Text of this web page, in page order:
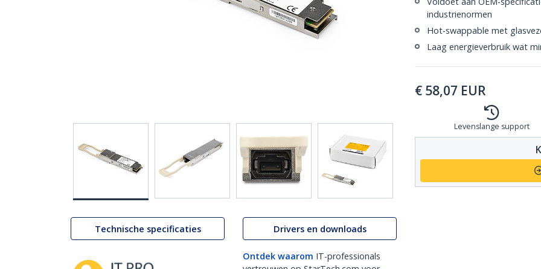
Technische specificaties Drivers en downloads
Ontdek waarom IT-professionals
industrienormen
Hot-swappable met
Laag energieverbruik wat
€ 58,07 EUR
Levenslange support